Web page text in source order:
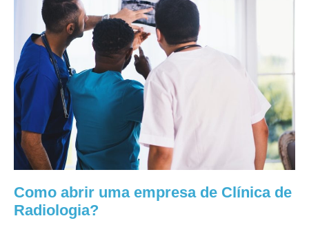
Como abrir uma empresa de Clínica de
Radiologia?